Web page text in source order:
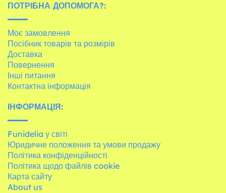
ПОТРІБНА ДОПОМОГА?:
Моє замовлення
Посібник товарів та розмірів
Доставка
Повернення
Інші питання
Контактна інформація
ІНФОРМАЦІЯ:
Funidelia у світі
Юридичне положення та умови продажу
Політика конфіденційності
Політика щодо файлів cookie
Карта сайту
About us